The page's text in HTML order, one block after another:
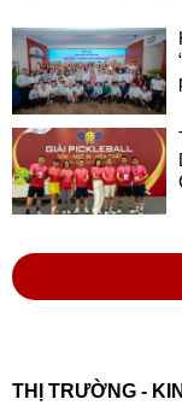
THỊ TRƯỜNG -